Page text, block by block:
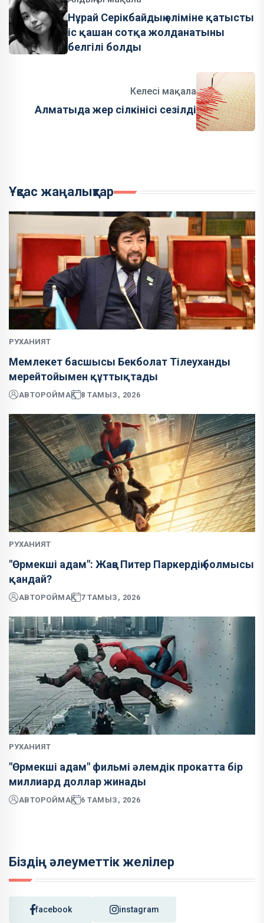
Нұрай Серікбайдың өліміне қатысты
іс қашан сотқа жолданатыны
белгілі болды
Келесі мақала
Алматыда жер сілкінісі сезілді
Ұқсас жаңалықтар
РУХАНИЯТ
Мемлекет басшысы Бекболат Тілеуханды
мерейтойымен құттықтады
АВТОРОЙМАҚ 8 ТАМЫЗ, 2026
РУХАНИЯТ
"Өрмекші адам": Жаңа Питер Паркердің болмысы
қандай?
АВТОРОЙМАҚ 7 ТАМЫЗ, 2026
РУХАНИЯТ
"Өрмекші адам" фильмі әлемдік прокатта бір
миллиард доллар жинады
АВТОРОЙМАҚ 6 ТАМЫЗ, 2026
Біздің әлеуметтік желілер
facebook instagram